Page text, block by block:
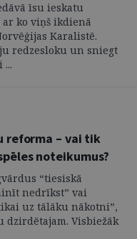
īsu ieskatu
ko viņš ikdienā
Karalistē.
redzesloku un sniegt
reforma – vai tik
noteikumus?
“tiesiskā
nedrīkst” vai
uz tālāku nākotni”,
dzirdētajam. Visbiežāk